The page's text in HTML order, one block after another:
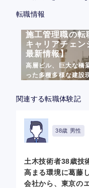
転職情報
施工管理職の転
キャリアチェ
最新情報】
高層ビル、巨大な橋
った多種多様な建設
関連する転職体験記
38歳 男性
土木技術者38歳技
高まる環境に葛藤
会社から、東京の